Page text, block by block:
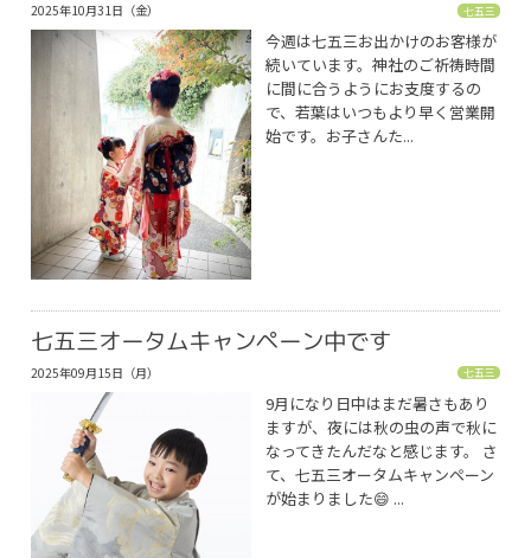
2025年10月31日（金） 七五三
今週は七五三お出かけのお客様が
続いています。神社のご祈祷時間
に間に合うようにお支度するの
で、若葉はいつもより早く営業開
始です。お子さんた...
七五三オータムキャンペーン中です
2025年09月15日（月） 七五三
9月になり日中はまだ暑さもあり
ますが、夜には秋の虫の声で秋に
なってきたんだなと感じます。 さ
て、七五三オータムキャンペーン
が始まりました😄 ...